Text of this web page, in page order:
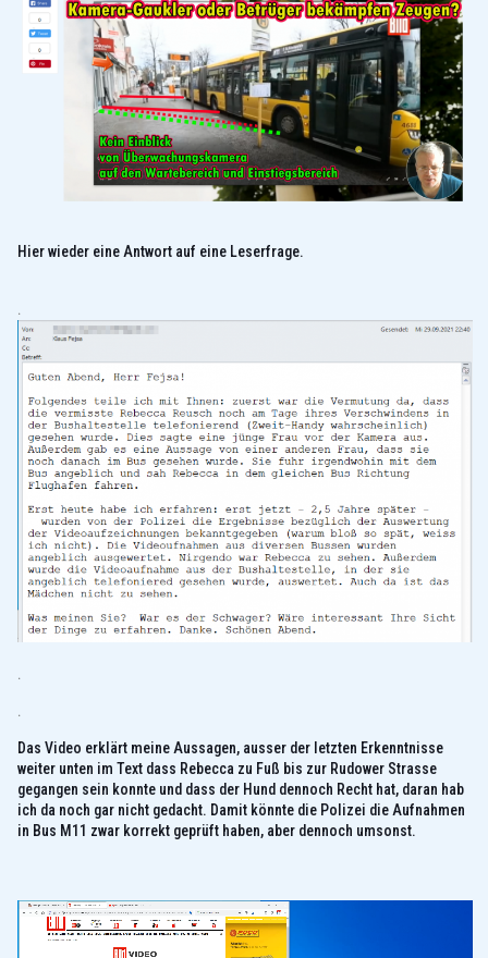
Hier wieder eine Antwort auf eine Leserfrage.
.
.
.
Das Video erklärt meine Aussagen, ausser der letzten Erkenntnisse
weiter unten im Text dass Rebecca zu Fuß bis zur Rudower Strasse
gegangen sein konnte und dass der Hund dennoch Recht hat, daran hab
ich da noch gar nicht gedacht. Damit könnte die Polizei die Aufnahmen
in Bus M11 zwar korrekt geprüft haben, aber dennoch umsonst.